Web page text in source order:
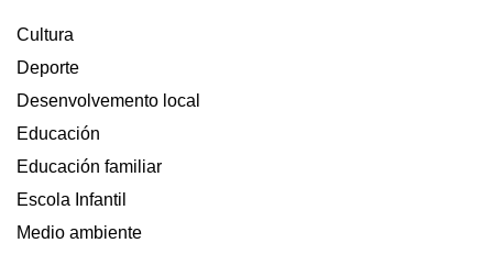
Cultura
Deporte
Desenvolvemento local
Educación
Educación familiar
Escola Infantil
Medio ambiente